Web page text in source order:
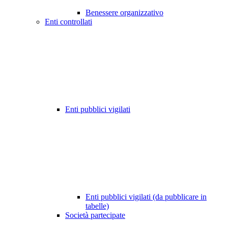
Benessere organizzativo
Enti controllati
Enti pubblici vigilati
Enti pubblici vigilati (da pubblicare in
tabelle)
Società partecipate